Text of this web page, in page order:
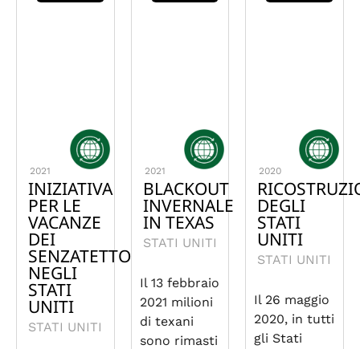
2021
INIZIATIVA
PER LE
VACANZE
DEI
SENZATETTO
NEGLI
STATI
UNITI
STATI UNITI
2021
BLACKOUT
INVERNALE
IN TEXAS
STATI UNITI
Il 13 febbraio
2021 milioni
di texani
sono rimasti
2020
DEGLI
STATI
UNITI
STATI UNITI
Il 26 maggio
2020, in tutti
gli Stati